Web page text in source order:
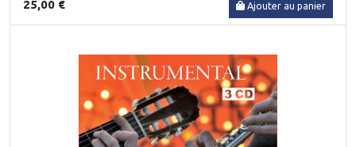
25,00 € Ajouter au panier